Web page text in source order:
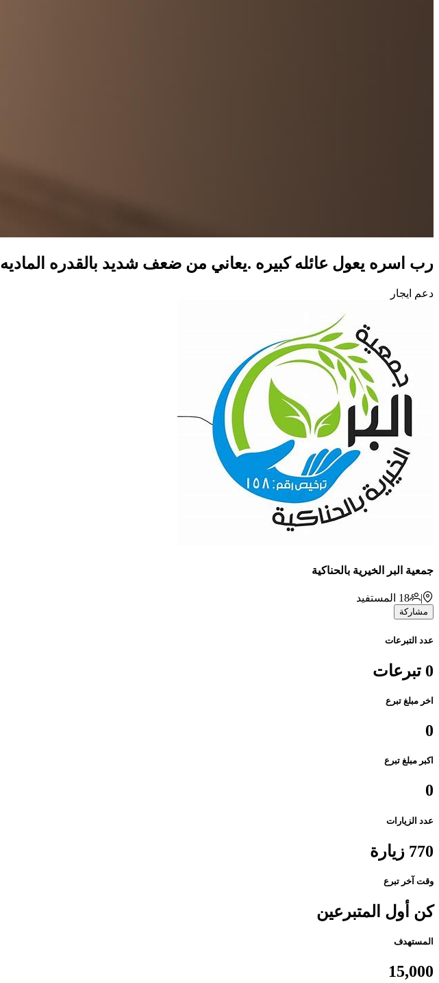
رب اسره يعول عائله كبيره .يعاني من ضعف شديد بالقدره الماديه
دعم ايجار
جمعية البر الخيرية بالحناكية
|
18 المستفيد
مشاركة
عدد التبرعات
0 تبرعات
اخر مبلغ تبرع
0
اكبر مبلغ تبرع
0
عدد الزيارات
770 زيارة
وقت آخر تبرع
كن أول المتبرعين
المستهدف
15,000